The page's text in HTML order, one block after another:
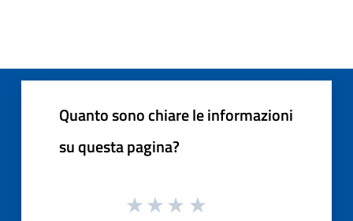
Quanto sono chiare le informazioni
su questa pagina?